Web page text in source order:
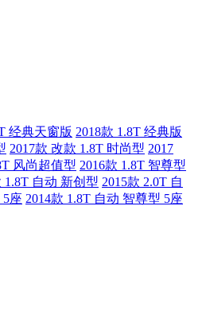
经典天窗版 2018款 1.8T 经典版
2017款 改款 1.8T 时尚型 2017
风尚超值型 2016款 1.8T 智尊型
1.8T 自动 新创型 2015款 2.0T 自
5座 2014款 1.8T 自动 智尊型 5座